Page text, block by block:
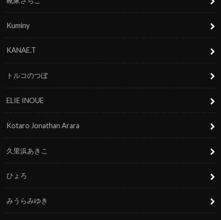
Kuminy
KANAE.T
トルコのつぼ
ELIE INOUE
Kotaro Jonathan Arara
久里浜あきこ
ひょろ
みうらみゆき